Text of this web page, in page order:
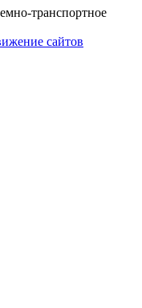
транспортное
сайтов